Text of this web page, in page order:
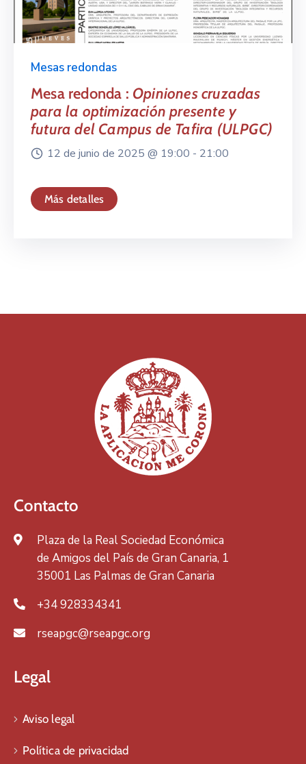
Mesas redondas
Mesa redonda : Opiniones cruzadas
para la optimización presente y
futura del Campus de Tafira (ULPGC)
12 de junio de 2025 @ 19:00 - 21:00
Más detalles
Contacto
Plaza de la Real Sociedad Económica
de Amigos del País de Gran Canaria, 1
35001 Las Palmas de Gran Canaria
+34 928334341
rseapgc@rseapgc.org
Legal
Aviso legal
Política de privacidad